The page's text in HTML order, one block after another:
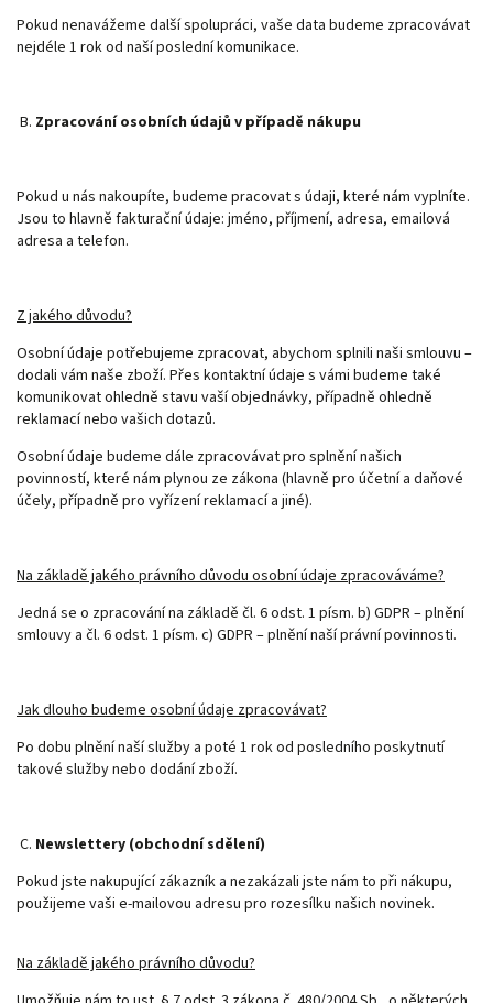
Pokud nenavážeme další spolupráci, vaše data budeme zpracovávat
nejdéle 1 rok od naší poslední komunikace.
B. Zpracování osobních údajů v případě nákupu
Pokud u nás nakoupíte, budeme pracovat s údaji, které nám vyplníte.
Jsou to hlavně fakturační údaje: jméno, příjmení, adresa, emailová
adresa a telefon.
Z jakého důvodu?
Osobní údaje potřebujeme zpracovat, abychom splnili naši smlouvu –
dodali vám naše zboží. Přes kontaktní údaje s vámi budeme také
komunikovat ohledně stavu vaší objednávky, případně ohledně
reklamací nebo vašich dotazů.
Osobní údaje budeme dále zpracovávat pro splnění našich
povinností, které nám plynou ze zákona (hlavně pro účetní a daňové
účely, případně pro vyřízení reklamací a jiné).
Na základě jakého právního důvodu osobní údaje zpracováváme?
Jedná se o zpracování na základě čl. 6 odst. 1 písm. b) GDPR – plnění
smlouvy a čl. 6 odst. 1 písm. c) GDPR – plnění naší právní povinnosti.
Jak dlouho budeme osobní údaje zpracovávat?
Po dobu plnění naší služby a poté 1 rok od posledního poskytnutí
takové služby nebo dodání zboží.
C. Newslettery (obchodní sdělení)
Pokud jste nakupující zákazník a nezakázali jste nám to při nákupu,
použijeme vaši e-mailovou adresu pro rozesílku našich novinek.
Na základě jakého právního důvodu?